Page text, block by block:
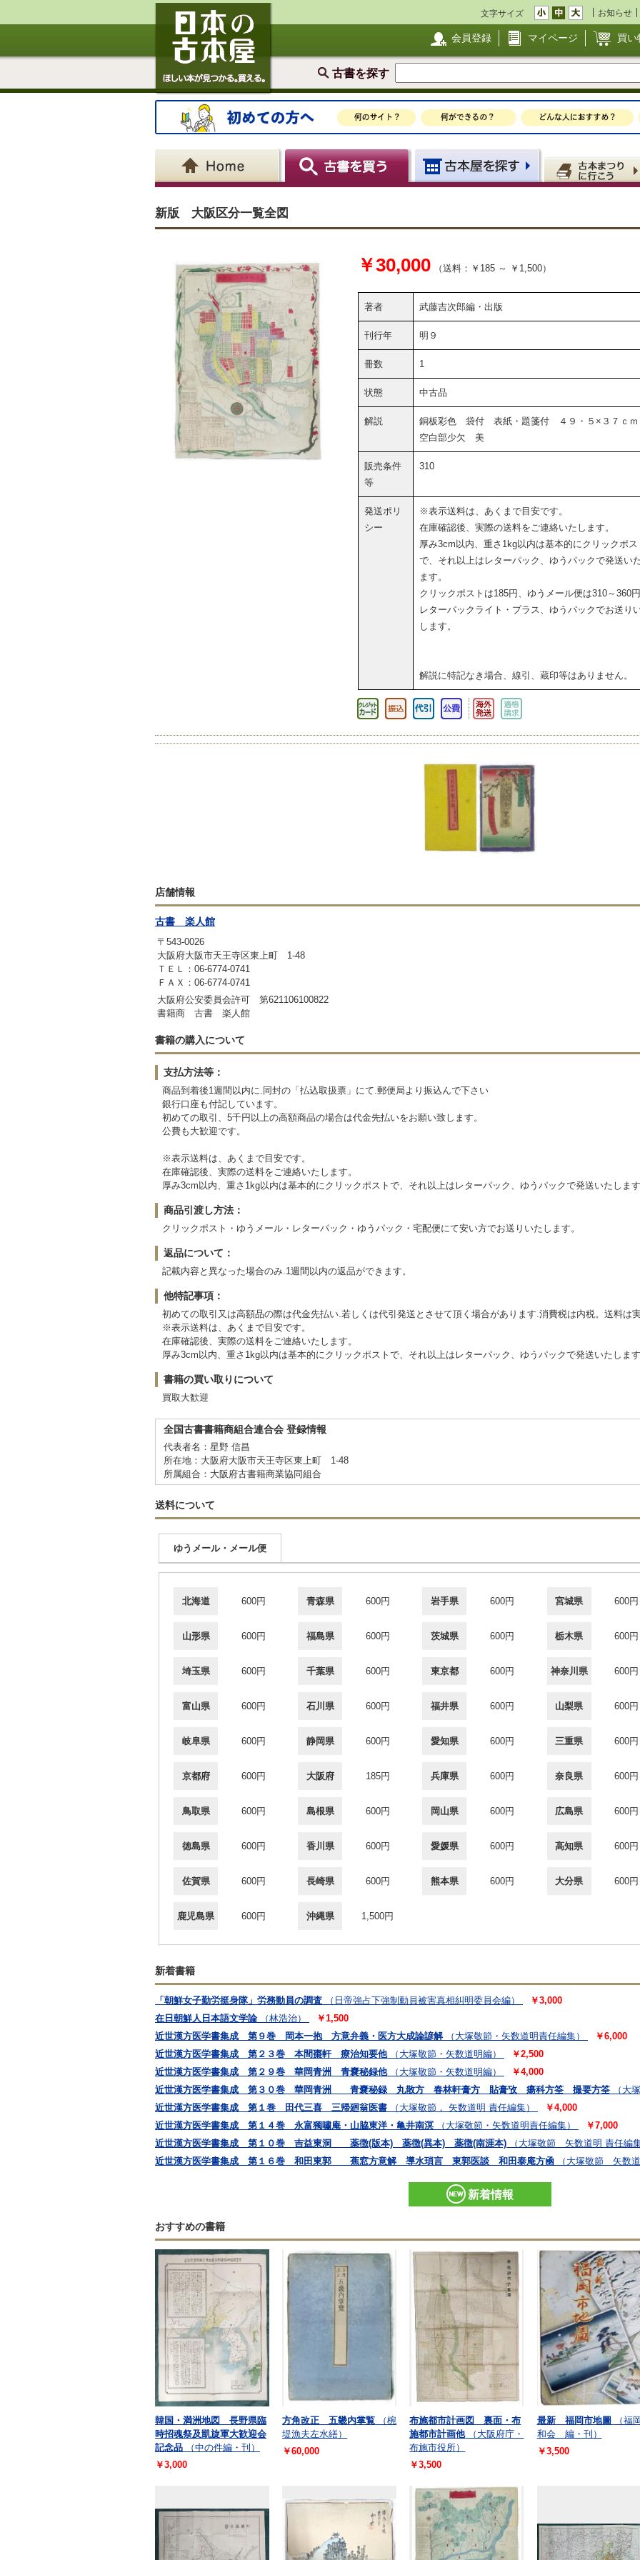
文字サイズ お知らせ
会員登録 マイページ 買い
古書を探す
新版 大阪区分一覧全図
￥30,000 （送料：￥185 ～ ￥1,500）
著者 武藤吉次郎編・出版
刊行年 明９
冊数 1
状態 中古品
解説
銅板彩色 袋付 表紙・題箋付 ４９・５×３７ｃ
空白部少欠 美
販売条件
等
310
発送ポリ
シー
※表示送料は、あくまで目安です。
在庫確認後、実際の送料をご連絡いたします。
厚み3cm以内、重さ1kg以内は基本的にクリックポス
で、それ以上はレターパック、ゆうパックで発送い
ます。
クリックポストは185円、ゆうメール便は310～360円
レターパックライト・プラス、ゆうパックでお送り
します。
解説に特記なき場合、線引、蔵印等はありません。
店舗情報
古書 楽人館
〒543-0026
大阪府大阪市天王寺区東上町 1-48
ＴＥＬ：06-6774-0741
ＦＡＸ：06-6774-0741
大阪府公安委員会許可 第621106100822
書籍商 古書 楽人館
書籍の購入について
支払方法等：
商品到着後1週間以内に.同封の「払込取扱票」にて.郵便局より振込んで下さい
銀行口座も付記しています。
初めての取引、5千円以上の高額商品の場合は代金先払いをお願い致します。
公費も大歓迎です。
※表示送料は、あくまで目安です。
在庫確認後、実際の送料をご連絡いたします。
厚み3cm以内、重さ1kg以内は基本的にクリックポストで、それ以上はレターパック、ゆうパックで発送いたします
商品引渡し方法：
クリックポスト・ゆうメール・レターパック・ゆうパック・宅配便にて安い方でお送りいたします。
返品について：
記載内容と異なった場合のみ.1週間以内の返品ができます。
他特記事項：
初めての取引又は高額品の際は代金先払い.若しくは代引発送とさせて頂く場合があります.消費税は内税。送料は実
※表示送料は、あくまで目安です。
在庫確認後、実際の送料をご連絡いたします。
厚み3cm以内、重さ1kg以内は基本的にクリックポストで、それ以上はレターパック、ゆうパックで発送いたします
書籍の買い取りについて
買取大歓迎
全国古書書籍商組合連合会 登録情報
代表者名：星野 信昌
所在地：大阪府大阪市天王寺区東上町 1-48
所属組合：大阪府古書籍商業協同組合
送料について
ゆうメール・メール便
北海道 600円 青森県 600円 岩手県 600円 宮城県 600円
山形県 600円 福島県 600円 茨城県 600円 栃木県 600円
埼玉県 600円 千葉県 600円 東京都 600円 神奈川県 600円
富山県 600円 石川県 600円 福井県 600円 山梨県 600円
岐阜県 600円 静岡県 600円 愛知県 600円 三重県 600円
京都府 600円 大阪府 185円 兵庫県 600円 奈良県 600円
鳥取県 600円 島根県 600円 岡山県 600円 広島県 600円
徳島県 600円 香川県 600円 愛媛県 600円 高知県 600円
佐賀県 600円 長崎県 600円 熊本県 600円 大分県 600円
鹿児島県 600円 沖縄県 1,500円
新着書籍
「朝鮮女子勤労挺身隊」労務動員の調査 （日帝強占下強制動員被害真相糾明委員会編）
￥3,000
在日朝鮮人日本語文学論
（林浩治）
￥1,500
近世漢方医学書集成 第９巻 岡本一抱 方意弁義・医方大成論諺解
（大塚敬節・矢数道明責任編集）
￥6,000
近世漢方医学書集成 第２３巻 本間棗軒 療治知要他
（大塚敬節・矢数道明編）
￥2,500
近世漢方医学書集成 第２９巻 華岡青洲 青嚢秘録他
（大塚敬節・矢数道明編）
￥4,000
近世漢方医学書集成 第３０巻 華岡青洲 青嚢秘録 丸散方 春林軒膏方 貼膏攷 瘍科方筌 撮要方筌
（大
近世漢方医学書集成 第１巻 田代三喜 三帰廻翁医書
（大塚敬節， 矢数道明 責任編集）
￥4,000
近世漢方医学書集成 第１４巻 永富獨嘯庵・山脇東洋・亀井南溟
（大塚敬節・矢数道明責任編集）
￥7,000
近世漢方医学書集成 第１０巻 吉益東洞 薬徴(版本) 薬徴(異本) 薬徴(南涯本)
（大塚敬節 矢数道明 責任編集
近世漢方医学書集成 第１６巻 和田東郭 蕉窓方意解 導水瑣言 東郭医談 和田泰庵方凾
（大塚敬節 矢数
新着情報
おすすめの書籍
韓国・満洲地図 長野県臨
時招魂祭及凱旋軍大歓迎会
記念品
（中の件編・刊）
￥3,000
方角改正 五畿内掌覧
（椀
堤漁夫左水繕）
￥60,000
布施都市計画図 裏面・布
施都市計画他
（大阪府庁・
布施市役所）
￥3,500
最新 福岡市地圖
（福
和会 編・刊）
￥3,500